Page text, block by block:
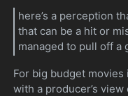
here’s a perception
that can be a hit or
managed to pull off a
For big budget
with a producer’s